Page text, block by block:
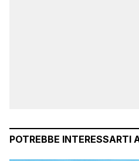
POTREBBE INTERESSARTI